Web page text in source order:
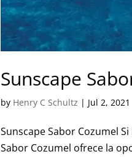
Sunscape
by Henry C Schultz | Jul 2, 2021
Sunscape Sabor Cozumel
Sabor Cozumel ofrece la